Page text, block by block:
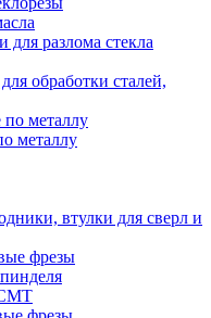
разлома стекла
обработки сталей,
металлу
металлу
втулки для сверл и
фрезы